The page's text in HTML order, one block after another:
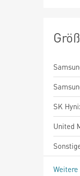
SK
United